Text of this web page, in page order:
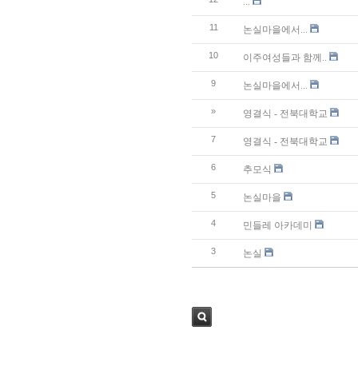
11 논실마을에서...
10 이주여성들과 함께..
9 논실마을에서...
» 영결식 - 전북대학교
7 영결식 - 전북대학교
6 추모식
5 논실마을
4 민들레 아카데미
3 논실